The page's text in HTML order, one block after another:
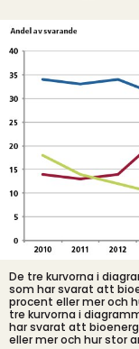
De tre kurvorna i
som har svarat att
procent eller mer och
tre kurvorna i
har svarat att
eller mer och hur stor